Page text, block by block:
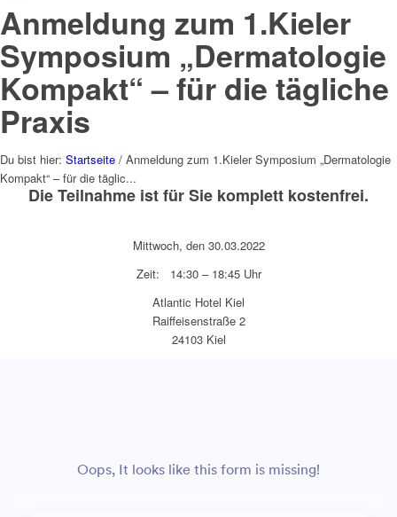
Anmeldung zum 1.Kieler
Symposium „Dermatologie
Kompakt“ – für die tägliche
Praxis
Du bist hier: Startseite / Anmeldung zum 1.Kieler Symposium „Dermatologie
Kompakt“ – für die täglic...
Die Teilnahme ist für Sie komplett kostenfrei.
Mittwoch, den 30.03.2022
Zeit: 14:30 – 18:45 Uhr
Atlantic Hotel Kiel
Raiffeisenstraße 2
24103 Kiel